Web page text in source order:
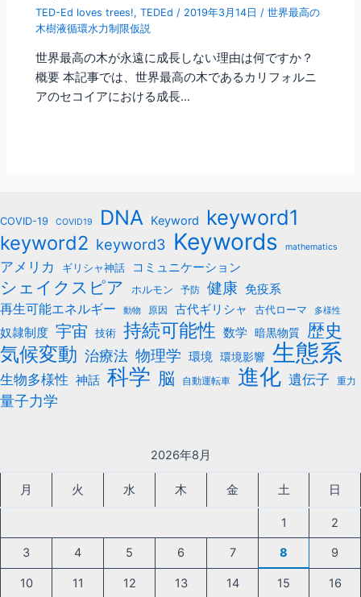
TED-Ed loves trees!,TEDEd / 2019年3月14日 /世界最高の
木樹液循環水力制限仮説
世界最高の木が永遠に成長しない理由は何ですか？
概要 本記事では、世界最高の木であるカリフォルニ
アのセコイアにおける成長…
COVID-19 COVID19 DNA Keyword keyword1
keyword2 keyword3 Keywords mathematics
アメリカ ギリシャ神話 コミュニケーション
シェイクスピア ホルモン 予防 健康 免疫系
再生可能エネルギー
動物 原因 古代ギリシャ 古代ローマ 多様性
奴隷制度 宇宙 技術 持続可能性 数学 暗黒物質 歴史
気候変動 治療法 物理学 環境 環境影響 生態系
生物多様性 神話 科学 脳 自動運転車 進化 遺伝子 重力
量子力学
2026年8月
月 火 水 木 金 土 日
1 2
3 4 5 6 7 8 9
10 11 12 13 14 15 16